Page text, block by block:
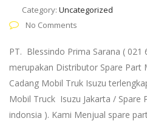
Category: Uncategorized
No Comments
PT. Blessindo Prima Sarana ( 021
merupakan Distributor Spare Part
Cadang Mobil Truk Isuzu
Mobil Truck Isuzu Jakarta / Spare
indonsia ). Kami Menjual spare